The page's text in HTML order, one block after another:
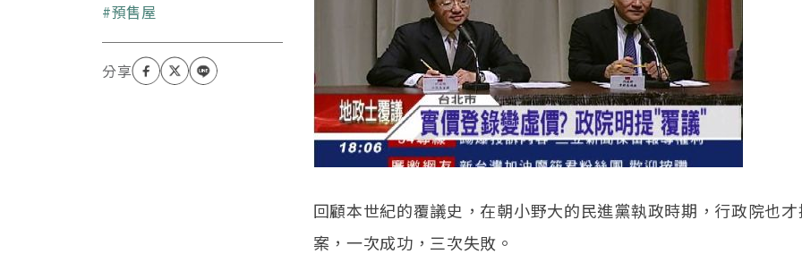
預售屋
回顧本世紀的覆議史，在朝小野大的民進黨執政時期，行政院也
案，一次成功，三次失敗。